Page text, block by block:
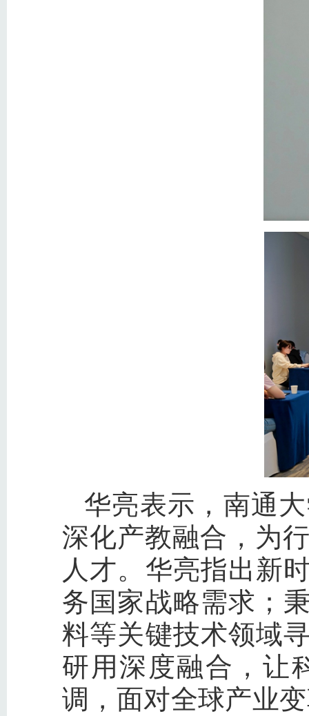
华亮表示，南通
深化产教融合，为
人才。华亮指出新
务国家战略需求；
料等关键技术领域
研用深度融合，让
调，面对全球产业